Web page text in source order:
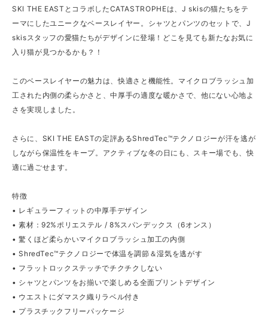
SKI THE EASTとコラボしたCATASTROPHEは、J skisの猫たちをテ
ーマにしたユニークなベースレイヤー。シャツとパンツのセットで、J
skisスタッフの愛猫たちがデザインに登場！どこを見ても新たなお気に
入り猫が見つかるかも？！
このベースレイヤーの魅力は、快適さと機能性。マイクロブラッシュ加
工された内側の柔らかさと、中厚手の適度な暖かさで、他にない心地よ
さを実現しました。
さらに、SKI THE EASTの定評あるShredTec™テクノロジーが汗を逃が
しながら保温性をキープ。アクティブな冬の日にも、スキー場でも、快
適に過ごせます。
特徴
• レギュラーフィットの中厚手デザイン
• 素材：92%ポリエステル / 8%スパンデックス（6オンス）
• 驚くほど柔らかいマイクロブラッシュ加工の内側
• ShredTec™テクノロジーで体温を調節＆湿気を逃がす
• フラットロックステッチでチクチクしない
• シャツとパンツをお揃いで楽しめる全面プリントデザイン
• ウエストにダマスク織りラベル付き
• プラスチックフリーパッケージ